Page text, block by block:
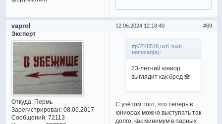
69
12.06.2024 12:18:40
vaprol
Эксперт
Откуда:Пермь
Зарегистрирован: 08.06.2017
Сообщений:72113
#p3748548,uxti_tuxti
написал(а):
23-летний юниор
выглядит как бред 🙈
С учётом того, что теперь в
юниорах можно выступать так
долго, как минимум в парных